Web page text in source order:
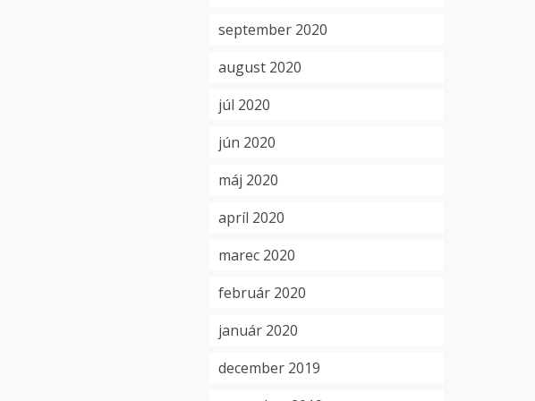
september 2020
august 2020
júl 2020
jún 2020
máj 2020
apríl 2020
marec 2020
február 2020
január 2020
december 2019